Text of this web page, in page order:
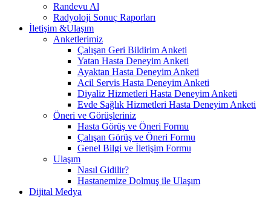
Randevu Al
Radyoloji Sonuç Raporları
İletişim &Ulaşım
Anketlerimiz
Çalışan Geri Bildirim Anketi
Yatan Hasta Deneyim Anketi
Ayaktan Hasta Deneyim Anketi
Acil Servis Hasta Deneyim Anketi
Diyaliz Hizmetleri Hasta Deneyim Anketi
Evde Sağlık Hizmetleri Hasta Deneyim Anketi
Öneri ve Görüşleriniz
Hasta Görüş ve Öneri Formu
Çalışan Görüş ve Öneri Formu
Genel Bilgi ve İletişim Formu
Ulaşım
Nasıl Gidilir?
Hastanemize Dolmuş ile Ulaşım
Dijital Medya